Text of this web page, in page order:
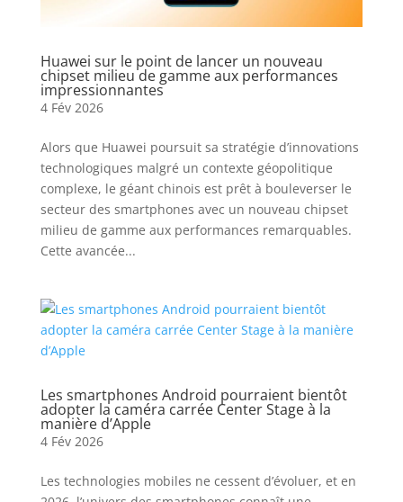
Huawei sur le point de lancer un nouveau
chipset milieu de gamme aux performances
impressionnantes
4 Fév 2026
Alors que Huawei poursuit sa stratégie d’innovations
technologiques malgré un contexte géopolitique
complexe, le géant chinois est prêt à bouleverser le
secteur des smartphones avec un nouveau chipset
milieu de gamme aux performances remarquables.
Cette avancée...
Les smartphones Android pourraient bientôt
adopter la caméra carrée Center Stage à la
manière d’Apple
4 Fév 2026
Les technologies mobiles ne cessent d’évoluer, et en